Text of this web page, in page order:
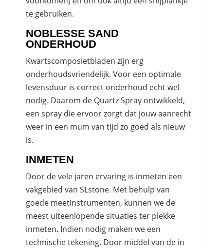
te gebruiken.
NOBLESSE SAND
ONDERHOUD
Kwartscomposietbladen zijn erg
onderhoudsvriendelijk. Voor een optimale
levensduur is correct onderhoud echt wel
nodig. Daarom de Quartz Spray ontwikkeld,
een spray die ervoor zorgt dat jouw aanrecht
weer in een mum van tijd zo goed als nieuw
is.
INMETEN
Door de vele jaren ervaring is inmeten een
vakgebied van SLstone. Met behulp van
goede meetinstrumenten, kunnen we de
meest uiteenlopende situaties ter plekke
inmeten. Indien nodig maken we een
technische tekening. Door middel van de in